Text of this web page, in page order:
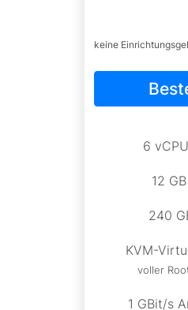
keine
6
12
240
KVM-
voller
1 GBit/s